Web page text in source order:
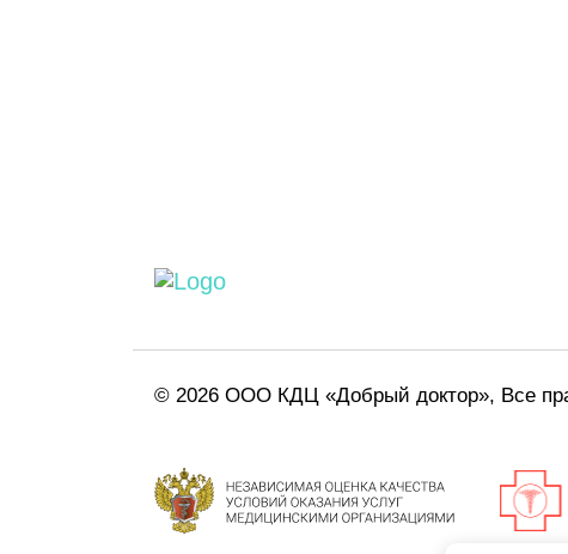
© 2026 ООО КДЦ «Добрый доктор», Все